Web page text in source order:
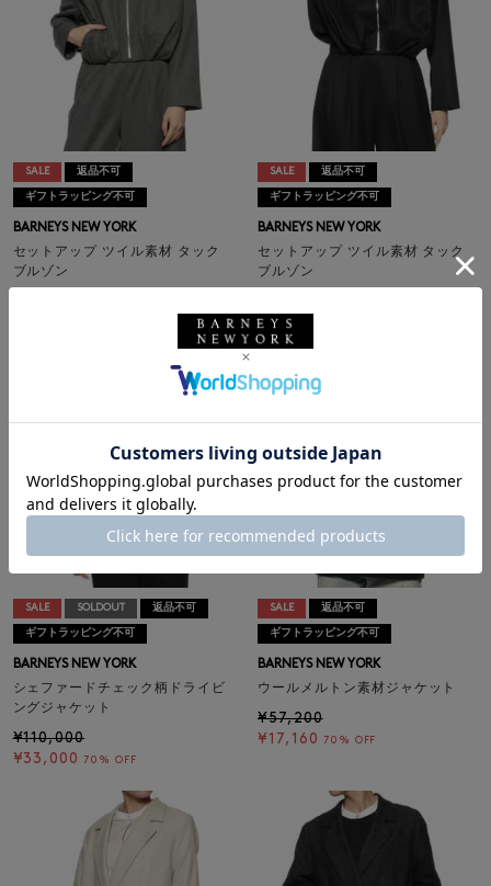
SALE 返品不可
ギフトラッピング不可
BARNEYS NEW YORK
セットアップ ツイル素材 タック
ブルゾン
SALE 返品不可
ギフトラッピング不可
BARNEYS NEW YORK
セットアップ ツイル素材 タック
ブルゾン
¥15,840
SALE SOLDOUT 返品不可
ギフトラッピング不可
BARNEYS NEW YORK
シェファードチェック柄ドライビ
ングジャケット
¥110,000
¥33,000 70% OFF
SALE 返品不可
ギフトラッピング不可
BARNEYS NEW YORK
ウールメルトン素材ジャケット
¥57,200
¥17,160 70% OFF